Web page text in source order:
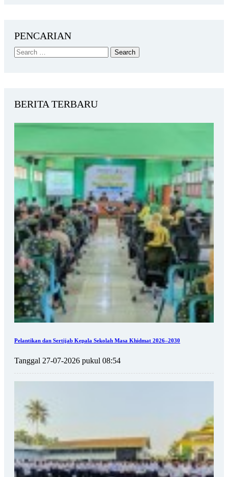
PENCARIAN
BERITA TERBARU
Pelantikan dan Sertijab Kepala Sekolah Masa Khidmat 2026–2030
Tanggal 27-07-2026 pukul 08:54